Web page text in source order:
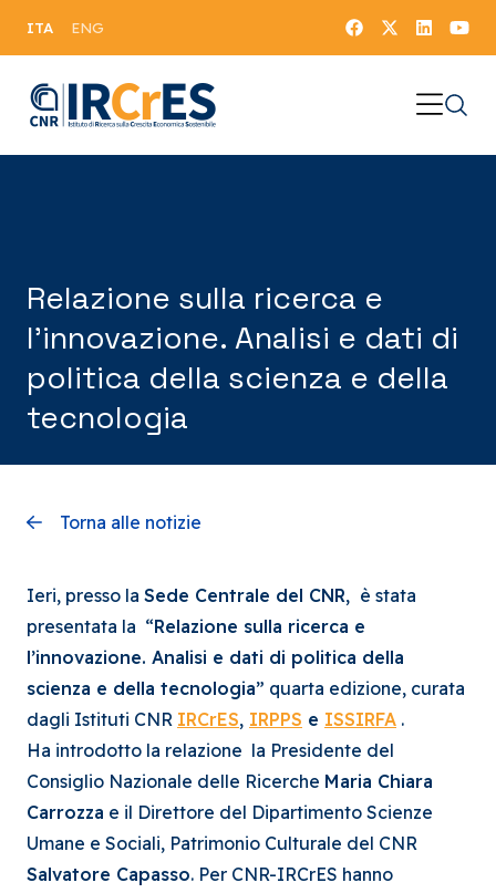
ITA ENG
Relazione sulla ricerca e
l’innovazione. Analisi e dati di
politica della scienza e della
tecnologia
Torna alle notizie
Ieri, presso la Sede Centrale del CNR, è stata
presentata la “Relazione sulla ricerca e
l’innovazione. Analisi e dati di politica della
scienza e della tecnologia” quarta edizione, curata
dagli Istituti CNR IRCrES, IRPPS e ISSIRFA .
Ha introdotto la relazione la Presidente del
Consiglio Nazionale delle Ricerche Maria Chiara
Carrozza e il Direttore del Dipartimento Scienze
Umane e Sociali, Patrimonio Culturale del CNR
Salvatore Capasso. Per CNR-IRCrES hanno